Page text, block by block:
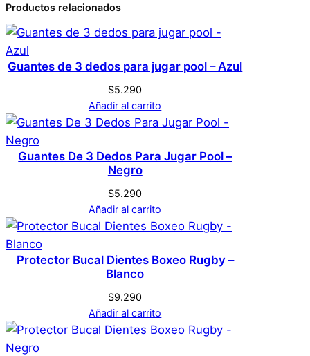
Dimensiones
0 valoraciones en
Correas – Negras –
Cayeras – crossfit –
calistenia
No hay valoraciones aún. Solo los usuarios
registrados que hayan comprado este
producto pueden hacer una valoración.
Productos relacionados
Guantes de 3 dedos para jugar pool – Azul
$5.290
Añadir al carrito
Guantes De 3 Dedos Para Jugar Pool –
Negro
$5.290
Añadir al carrito
Protector Bucal Dientes Boxeo Rugby –
Blanco
$9.290
Añadir al carrito